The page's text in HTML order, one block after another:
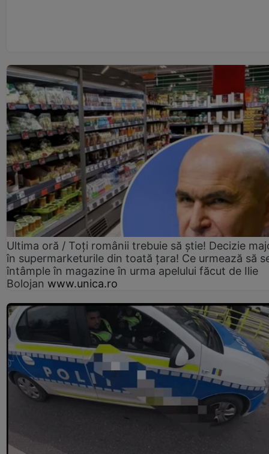
Ultima oră / Toți românii trebuie să știe! Decizie
în supermarketurile din toată țara! Ce urmează să
întâmple în magazine în urma apelului făcut de Ilie
Bolojan www.unica.ro